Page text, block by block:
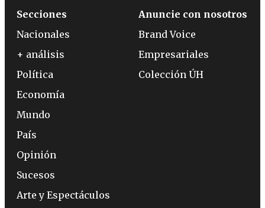
Secciones
Nacionales
+ análisis
Política
Economía
Mundo
País
Opinión
Sucesos
Arte y Espectáculos
Anuncie con nosotros
Brand Voice
Empresariales
Colección ÚH